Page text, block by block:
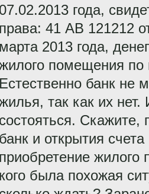
07.02.2013 года,
права: 41 АВ 121212
марта 2013 года,
помещения
Естественно банк не
так как их
состояться.
банк и открытия
приобретение жилого
кого была похожая